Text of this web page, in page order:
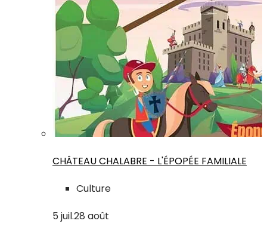
CHÂTEAU CHALABRE - L'ÉPOPÉE FAMILIALE
Culture
5 juil.28 août